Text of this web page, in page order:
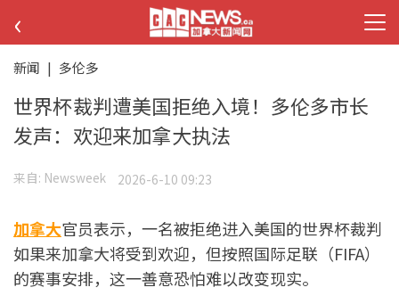
‹
新闻 | 多伦多
世界杯裁判遭美国拒绝入境！多伦多市长
发声：欢迎来加拿大执法
来自: Newsweek 2026-6-10 09:23
加拿大官员表示，一名被拒绝进入美国的世界杯裁判
如果来加拿大将受到欢迎，但按照国际足联（FIFA）
的赛事安排，这一善意恐怕难以改变现实。